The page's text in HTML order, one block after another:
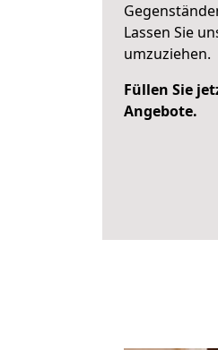
Lassen Sie
umzuziehen.
Füllen Sie
Angebote.